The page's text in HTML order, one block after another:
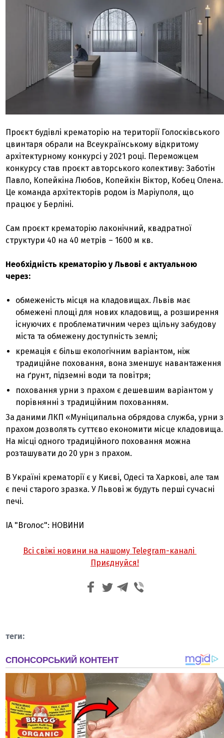
Проєкт будівлі крематорію на території Голосківського
цвинтаря обрали на Всеукраїнському відкритому
архітектурному конкурсі у 2021 році. Переможцем
конкурсу став проєкт авторського колективу: Заботін
Павло, Копейкіна Любов, Копейкін Віктор, Кобец Олена.
Це команда архітекторів родом із Маріуполя, що
працює у Берліні.
Сам проєкт крематорію лаконічний, квадратної
структури 40 на 40 метрів – 1600 м кв.
Необхідність крематорію у Львові є актуальною
через:
обмеженість місця на кладовищах. Львів має
обмежені площі для нових кладовищ, а розширення
існуючих є проблематичним через щільну забудову
міста та обмежену доступність землі;
кремація є більш екологічним варіантом, ніж
традиційне поховання, вона зменшує навантаження
на ґрунт, підземні води та повітря;
поховання урни з прахом є дешевшим варіантом у
порівнянні з традиційним похованням.
За даними ЛКП «Муніципальна обрядова служба, урни з
прахом дозволять суттєво економити місце кладовища.
На місці одного традиційного поховання можна
розташувати до 20 урн з прахом.
В Україні крематорії є у Києві, Одесі та Харкові, але там
є печі старого зразка. У Львові ж будуть перші сучасні
печі.
ІА "Вголос": НОВИНИ
Всі свіжі новини на нашому Telegram-каналі
Приєднуйся!